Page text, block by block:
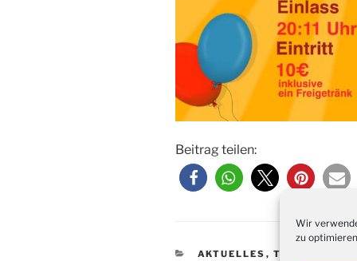
Wir
zu
Beitrag teilen:
KATEGORIEN
AKTUELLES , TERMINE